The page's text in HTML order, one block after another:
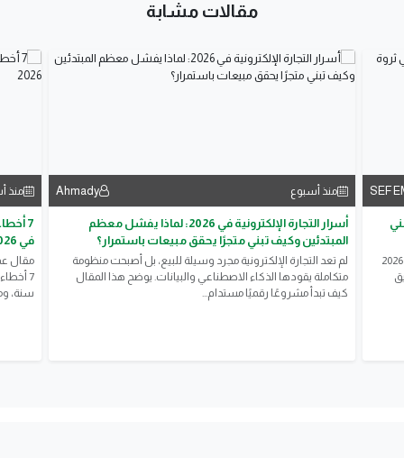
مقالات مشابة
SEF
تعرف على مفهوم الاستثمار الذكي وأفضل الطرق للبدء في 2026
منذ أسبوع Ahmady
أسرار التجارة الإلكترونية في 2026: لماذا يفشل معظم
المبتدئين وكيف تبني متجرًا يحقق مبيعات باستمرار؟
لم تعد التجارة الإلكترونية مجرد وسيلة للبيع، بل أصبحت منظومة
متكاملة يقودها الذكاء الاصطناعي والبيانات. يوضح هذا المقال
كيف تبدأ مشروعًا رقميًا مستدام...
منذ
7
في 2026
مقال
سنة،